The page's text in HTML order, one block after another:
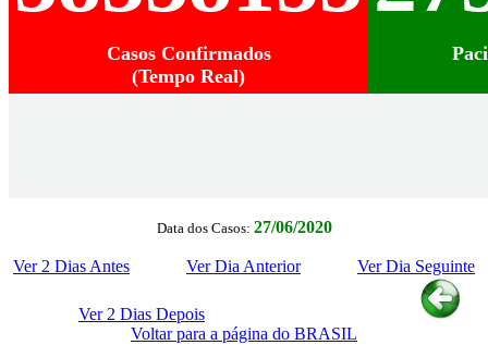
Casos Confirmados
(Tempo Real)
Data dos Casos: 27/06/2020
Ver 2 Dias Antes Ver Dia Anterior Ver Dia Seguinte
Ver 2 Dias Depois
Voltar para a página do BRASIL